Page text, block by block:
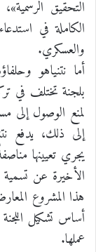
التحقيق
الكاملة في
والعسكري.
أما نتنياهو
بلجنة تختلف في
لمنع الوصول إلى
إلى ذلك، يدفع
يجري تعيينها
الأخيرة عن تسمية
هذا المشروع
أساس تشكيل
عملها.